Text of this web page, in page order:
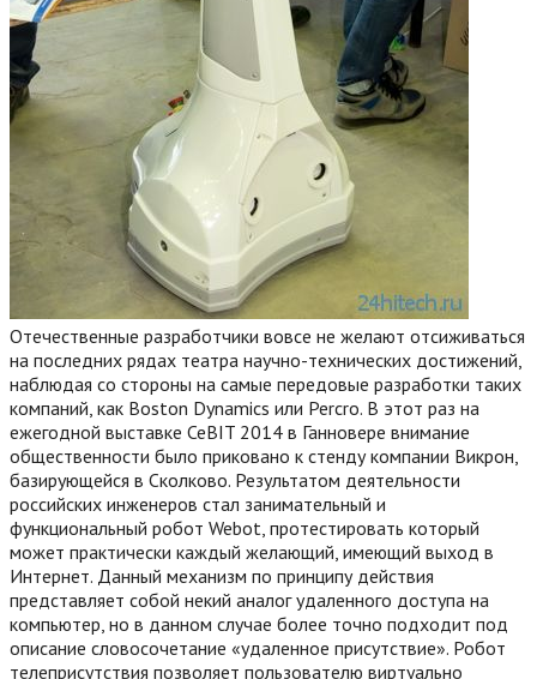
Отечественные разработчики вовсе не желают отсиживаться
на последних рядах театра научно-технических достижений,
наблюдая со стороны на самые передовые разработки таких
компаний, как Boston Dynamics или Percro. В этот раз на
ежегодной выставке CeBIT 2014 в Ганновере внимание
общественности было приковано к стенду компании Викрон,
базирующейся в Сколково. Результатом деятельности
российских инженеров стал занимательный и
функциональный робот Webot, протестировать который
может практически каждый желающий, имеющий выход в
Интернет. Данный механизм по принципу действия
представляет собой некий аналог удаленного доступа на
компьютер, но в данном случае более точно подходит под
описание словосочетание «удаленное присутствие». Робот
телеприсутствия позволяет пользователю виртуально